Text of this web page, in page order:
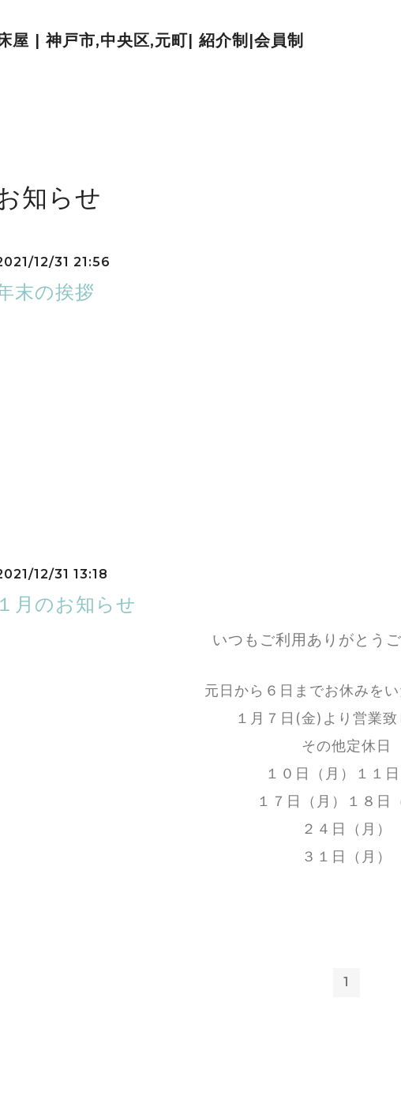
| 神戸市,中央区,元町| 紹介制|会員制
知らせ
12/31 21:56
末の挨拶
12/31 13:18
１月のお知らせ
いつもご利用ありがとうご
元日から６日までお休みをい
１月７日(金)より営業致
その他定休日
１０日（月）１１
１７日（月）１８日
２４日（月）
３１日（月）
1